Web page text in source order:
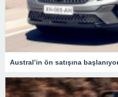
Austral’in ön satışına